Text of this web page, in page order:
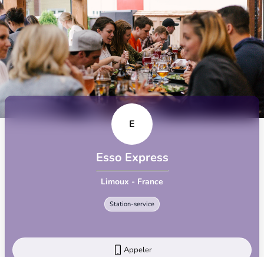
E
Esso Express
Limoux - France
Station-service
Appeler